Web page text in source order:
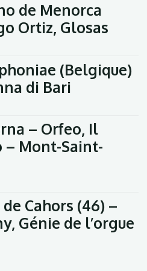
de Menorca
Ortiz, Glosas
(Belgique)
di Bari
– Orfeo, Il
– Mont-Saint-
Cahors (46) –
Génie de l’orgue